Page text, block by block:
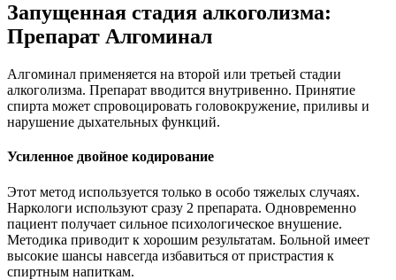
Запущенная стадия алкоголизма:
Препарат Алгоминал
Алгоминал применяется на второй или третьей стадии
алкоголизма. Препарат вводится внутривенно. Принятие
спирта может спровоцировать головокружение, приливы и
нарушение дыхательных функций.
Усиленное двойное кодирование
Этот метод используется только в особо тяжелых случаях.
Наркологи используют сразу 2 препарата. Одновременно
пациент получает сильное психологическое внушение.
Методика приводит к хорошим результатам. Больной имеет
высокие шансы навсегда избавиться от пристрастия к
спиртным напиткам.